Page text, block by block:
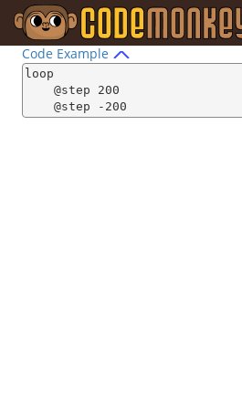
Code Example
loop
    @step 200
    @step -200